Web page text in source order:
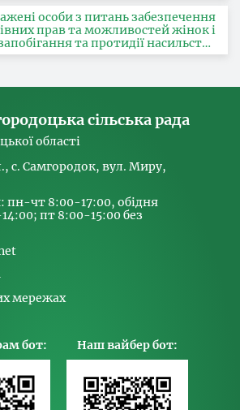
особи з питань забезпечення
прав та можливостей жінок і
та протидії насильству
з питань здійснення заходів,
сільська рада
області
с. Самгородок, вул. Миру,
пн-чт 8:00-17:00, обідня
пт 8:00-15:00 без
мережах
бот: Наш вайбер бот: